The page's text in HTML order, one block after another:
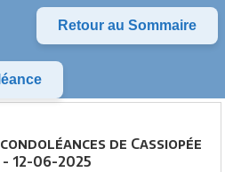
Retour au Sommaire
de Cassiopée
- 12-06-2025